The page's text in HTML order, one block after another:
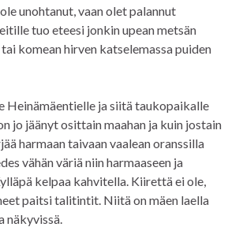
unohtanut, vaan olet palannut
tuo eteesi jonkin upean metsän
komean hirven katselemassa puiden
Heinämäentielle ja siitä taukopaikalle
jo jäänyt osittain maahan ja kuin jostain
harmaan taivaan vaalean oranssilla
vähän väriä niin harmaaseen ja
kelpaa kahvitella. Kiirettä ei ole,
paitsi talitintit. Niitä on mäen laella